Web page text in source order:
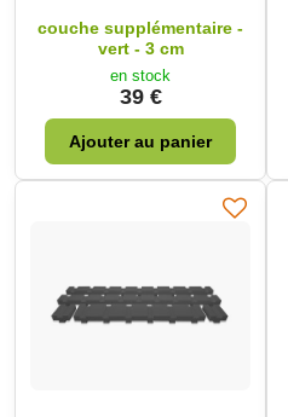
couche supplémentaire -
vert - 3 cm
en stock
39 €
Ajouter au panier